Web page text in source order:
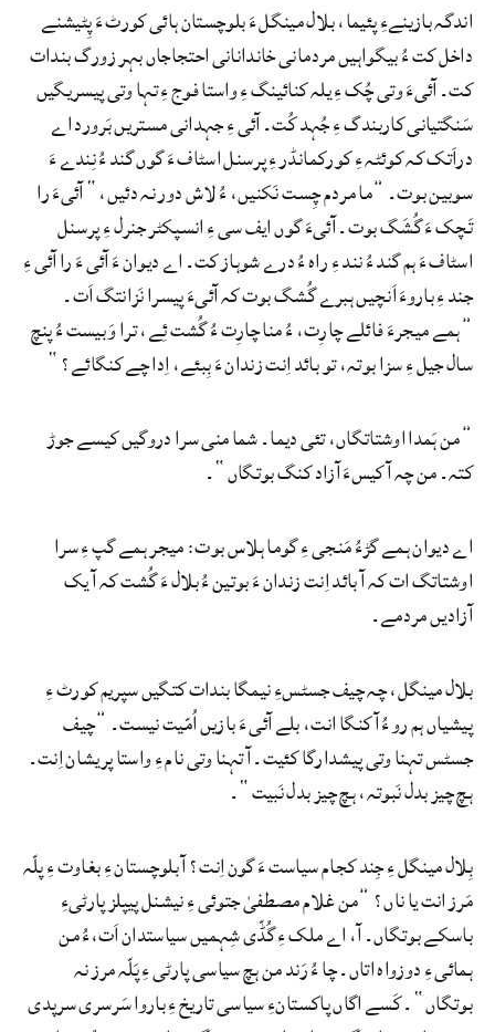
اندگہ بازینےءِ پئیما، بلال مینگل ءَ بلوچستان ہائی کورٹ ءَ پِٹیشنے
داخل کت ءُ بیگواہیں مردمانی خاندانانی احتجاجاں بہر زورگ بندات
کت۔ آئیءَ وتی چُک ءِ یلہ کنائینگ ءِ واستا فوج ءِ تہا وتی پیسریگیں
سَنگتیانی کاربندگ ءِ جُہد کُت۔ آئی ءِ جہدانی مستریں بَرورد اے
دراَتک کہ کوئٹہ ءِ کورکمانڈر ءِ پرسنل اسٹاف ءَ گوں گند ءُ نِندے ءَ
سوبین بوت۔ ”ما مردم چِست نَکنیں، ءُ لاش دور نہ دئیں،“ آئیءَ را
تَچک ءَ گُشَگ بوت۔ آئیءَ گوں ایف سی ءِ انسپکٹر جنرل ءِ پرسنل
اسٹاف ءَ ہم گند ءُ نند ءِ راہ ءُ درے شوہاز کت۔ اے دیوان ءَ آئی ءَ را آئی ءِ
جند ءِ باروءَ اَنچیں ہبرے گُشگ بوت کہ آئیءَ پیسرا نَزانتگ اَت۔
”ہمے میجرءَ فائلے چارِت، ءُ منا چارِت ءُ گُشت ئِے، ترا وَ بیست ءُ پنچ
سال جیل ءِ سزا بوتہ، تو بائد اِنت زندان ءَ بِبئے، اِدا چے کنگائے؟“
”من ہَمدا اوشتاتگاں، تئی دیما۔ شما منی سرا دروگیں کیسے جوڑ
کتہ۔ من چہ آ کیسءَ آزاد کنگ بوتگاں“۔
اے دیوان ہمے گڑءُ مَنجی ءِ گوما ہلاس بوت: میجر ہمے گپ ءِ سرا
اوشتاتگ ات کہ آ بائد اِنت زندان ءَ بوتین ءُ بلال ءَ گُشت کہ آ یک
آزادیں مردمے۔
بلال مینگل، چہ چیف جسٹسءِ نیمگا بندات کتگیں سپریم کورٹ ءِ
پیشیاں ہم رو ءُ آ کنگا انت، بلے آئی ءَ بازیں اُمّیت نیست۔ ”چیف
جسٹس تہنا وتی پیشدارگا کئیت۔ آ تہنا وتی نام ءِ واستا پریشان اِنت۔
ہچ چیز بدل نَبوتہ، ہچ چیز بدل نَبیت“۔
بِلال مینگل ءِ جِند کجام سیاست ءَ گون اِنت؟ آ بلوچستان ءِ بغاوت ءِ پلّہ
مَرز انت یا ناں؟ ”من غلام مصطفیٰ جتوئی ءِ نیشنل پیپلز پارٹیءِ
باسکے بوتگاں۔ آ، اے ملک ءِ گُڈّی شِہمیں سیاستدان اَت،ءُ من
ہمائی ءِ دوزواہ اتاں۔ چا ءُ رَند من ہچ سیاسی پارٹی ءِ پَلّہ مرز نہ
بوتگاں“۔ کَسے اگاں پاکستانءِ سیاسی تاریخ ءِ باروا سَرسری سرپدی